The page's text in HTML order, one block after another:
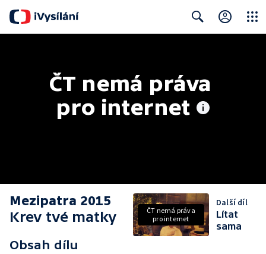
ČT nemá práva
pro internet
Mezipatra 2015
Krev tvé matky
Obsah dílu
ČT nemá práva
pro internet
Další díl
Lítat
sama